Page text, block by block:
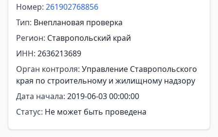
Номер: 261902768856
Тип: Внеплановая проверка
Регион: Ставропольский край
ИНН: 2636213689
Орган контроля: Управление Ставропольского
края по строительному и жилищному надзору
Дата начала: 2019-06-03 00:00:00
Статус: Не может быть проведена